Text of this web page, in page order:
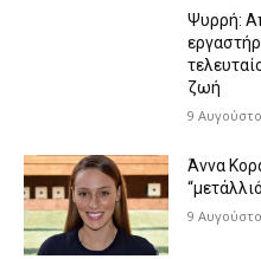
Ψυρρή:
ζωή
9
Άννα
9